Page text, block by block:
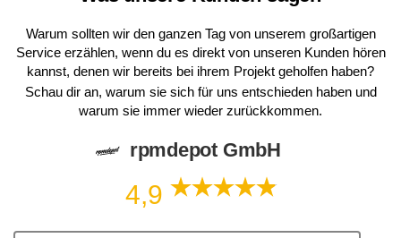
Warum sollten wir den ganzen Tag von unserem großartigen
Service erzählen, wenn du es direkt von unseren Kunden hören
kannst, denen wir bereits bei ihrem Projekt geholfen haben?
Schau dir an, warum sie sich für uns entschieden haben und
warum sie immer wieder zurückkommen.
rpmdepot GmbH
4,9